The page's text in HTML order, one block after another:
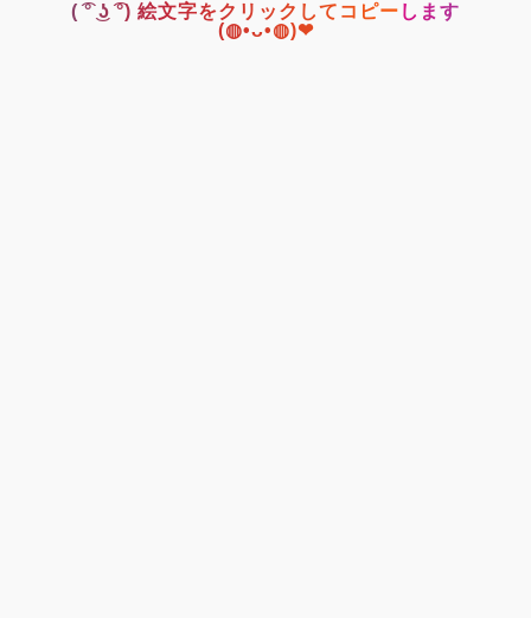
( ͡° ͜ʖ ͡°) 絵文字をクリックしてコピーします
(◍•ᴗ•◍)❤